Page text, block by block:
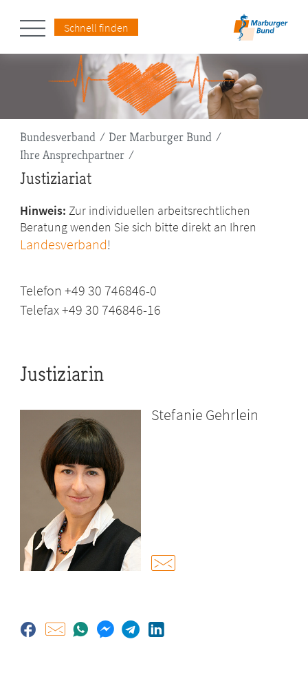
Schnell finden
Pfadnavigation
Bundesverband
Der Marburger Bund
Ihre Ansprechpartner
Justiziariat
Hinweis: Zur individuellen arbeitsrechtlichen
Beratung wenden Sie sich bitte direkt an Ihren
Landesverband!
Telefon +49 30 746846-0
Telefax +49 30 746846-16
Justiziarin
Stefanie Gehrlein